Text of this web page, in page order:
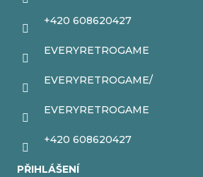
+420 608620427
EVERYRETROGAME
EVERYRETROGAME/
EVERYRETROGAME
+420 608620427
PŘIHLÁŠENÍ